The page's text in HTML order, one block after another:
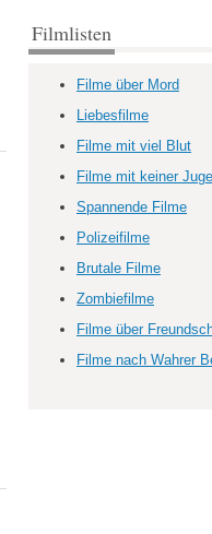
Filmlisten
Filme über Mord
Liebesfilme
Filme mit viel Blut
Filme mit keiner
Spannende Filme
Polizeifilme
Brutale Filme
Zombiefilme
Filme über
Filme nach Wahrer